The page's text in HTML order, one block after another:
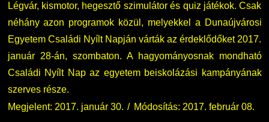
Légvár, kismotor, hegesztő szimulátor és quiz játékok. Csak
néhány azon programok közül, melyekkel a Dunaújvárosi
Egyetem Családi Nyílt Napján várták az érdeklődőket 2017.
január 28-án, szombaton. A hagyományosnak mondható
Családi Nyílt Nap az egyetem beiskolázási kampányának
szerves része.
Megjelent: 2017. január 30.
Módosítás: 2017. február 08.